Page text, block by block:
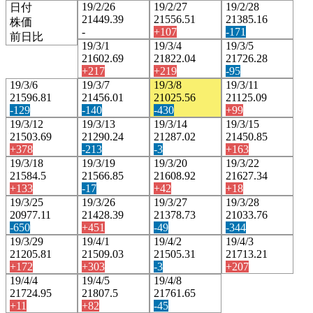
日付
株価
前日比
19/2/26
21449.39
-
19/2/27
21556.51
+107
19/2/28
21385.16
-171
19/3/1
21602.69
+217
19/3/4
21822.04
+219
19/3/5
21726.28
-95
19/3/6
21596.81
-129
19/3/7
21456.01
-140
19/3/8
21025.56
-430
19/3/11
21125.09
+99
19/3/12
21503.69
+378
19/3/13
21290.24
-213
19/3/14
21287.02
-3
19/3/15
21450.85
+163
19/3/18
21584.5
+133
19/3/19
21566.85
-17
19/3/20
21608.92
+42
19/3/22
21627.34
+18
19/3/25
20977.11
-650
19/3/26
21428.39
+451
19/3/27
21378.73
-49
19/3/28
21033.76
-344
19/3/29
21205.81
+172
19/4/1
21509.03
+303
19/4/2
21505.31
-3
19/4/3
21713.21
+207
19/4/4
21724.95
+11
19/4/5
21807.5
+82
19/4/8
21761.65
-45